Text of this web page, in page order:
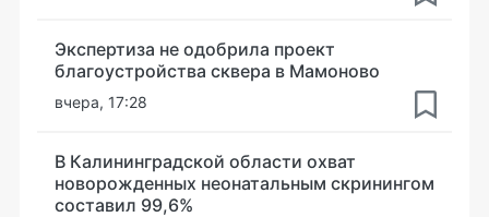
Экспертиза не одобрила проект
благоустройства сквера в Мамоново
вчера, 17:28
В Калининградской области охват
новорожденных неонатальным скринингом
составил 99,6%